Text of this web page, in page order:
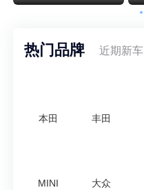
热门品牌 近期新车
本田 丰田
MINI 大众